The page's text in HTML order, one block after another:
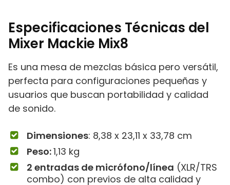
Especificaciones Técnicas del
Mixer Mackie Mix8
Es una mesa de mezclas básica pero versátil,
perfecta para configuraciones pequeñas y
usuarios que buscan portabilidad y calidad
de sonido.
Dimensiones: ‎8,38 x 23,11 x 33,78 cm
Peso:1,13 kg
2 entradas de micrófono/línea (XLR/TRS
combo) con previos de alta calidad y